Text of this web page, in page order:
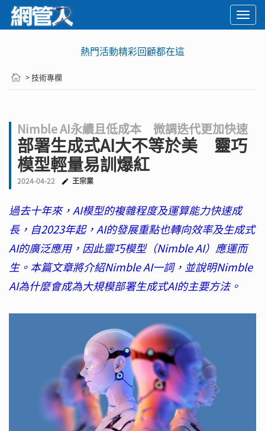
熱門活動精彩回顧都在這
> 技術專欄
Nimble AI永續且低成本 微調迭代更加快速
部署生成式AI大不等於美 靈巧
模型輕量易訓爆紅
2024-04-22 王宗業
過去十年來，AI模型的複雜程度及運算能力快速成
長，自2023年起，AI的發展重點也轉向效率及生成式
AI的廣泛應用，因此靈巧模型（Nimble AI）應運而
生。本篇文章將介紹Nimble AI一詞，並說明Nimble
AI為什麼會成為大規模部署生成式AI的主要方法。